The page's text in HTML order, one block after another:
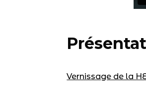
Vernissage de la